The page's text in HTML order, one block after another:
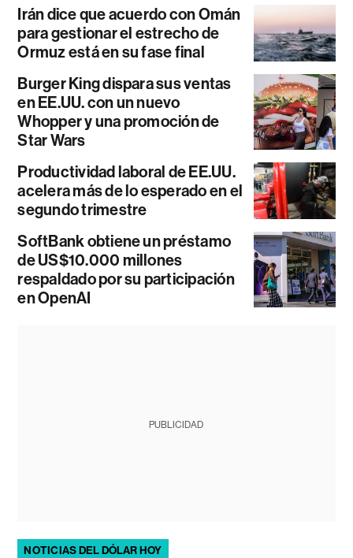
Irán dice que acuerdo con Omán
para gestionar el estrecho de
Ormuz está en su fase final
Burger King dispara sus ventas
en EE.UU. con un nuevo
Whopper y una promoción de
Star Wars
Productividad laboral de EE.UU.
acelera más de lo esperado en el
segundo trimestre
SoftBank obtiene un préstamo
de US$10.000 millones
respaldado por su participación
en OpenAI
PUBLICIDAD
NOTICIAS DEL DÓLAR HOY